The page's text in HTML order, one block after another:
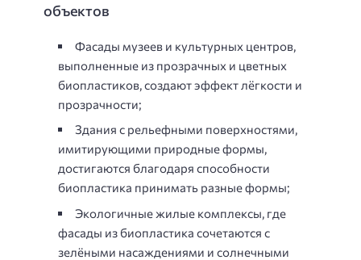
объектов
Фасады музеев и культурных центров,
выполненные из прозрачных и цветных
биопластиков, создают эффект лёгкости и
прозрачности;
Здания с рельефными поверхностями,
имитирующими природные формы,
достигаются благодаря способности
биопластика принимать разные формы;
Экологичные жилые комплексы, где
фасады из биопластика сочетаются с
зелёными насаждениями и солнечными